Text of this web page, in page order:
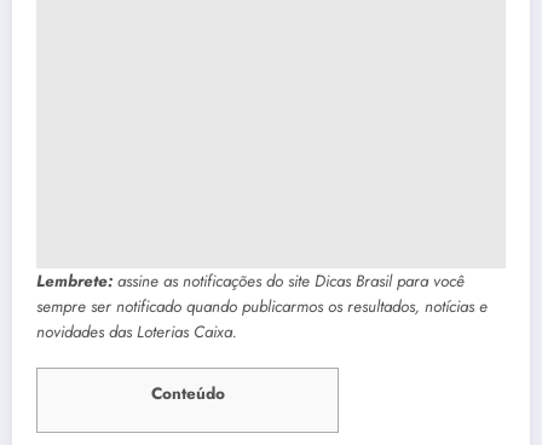
Lembrete: assine as notificações do site Dicas Brasil para você
sempre ser notificado quando publicarmos os resultados, notícias e
novidades das Loterias Caixa.
Conteúdo